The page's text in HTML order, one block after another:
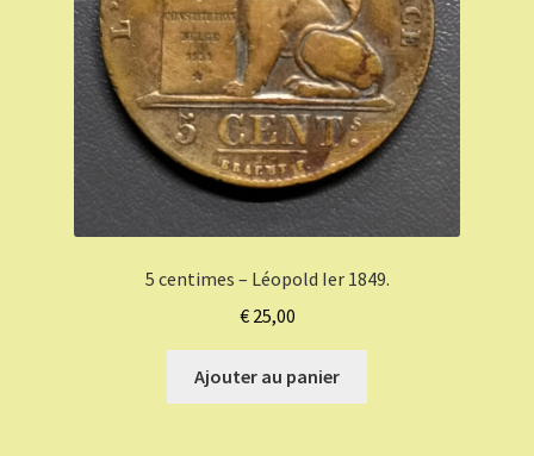
5 centimes – Léopold Ier 1849.
€25,00
Ajouter au panier